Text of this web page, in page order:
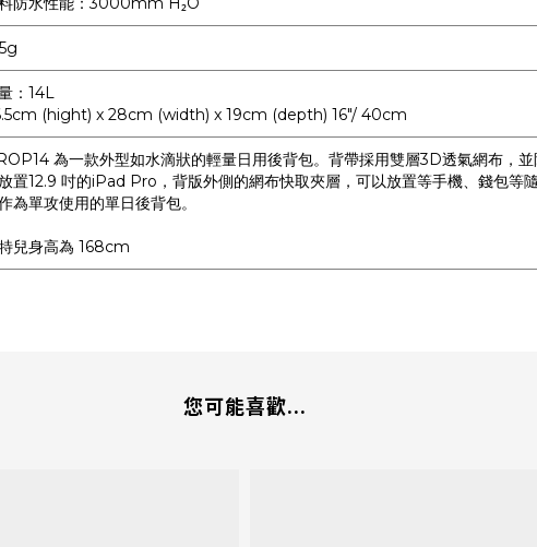
：14L
(hight) x 28cm (width) x 19cm (depth) 16"/ 40cm
為一款外型如水滴狀的輕量日用後背包。背帶採用雙層3D透氣網布，
置12.9 吋的iPad Pro，背版外側的網布快取夾層，可以放置等手機、錢包等
為單攻使用的單日後背包。
兒身高為 168cm
您可能喜歡...